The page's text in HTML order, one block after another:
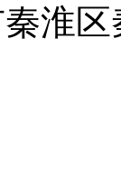
淮